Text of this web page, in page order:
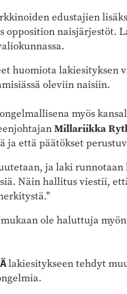
edustajien
opposition naisjärjestöt.
huomiota lakiesityksen
oleviin naisiin.
myös
Millariikka
ja että päätökset
ja laki
Näin hallitus viestii,
ole haluttuja
lakiesitykseen tehdyt